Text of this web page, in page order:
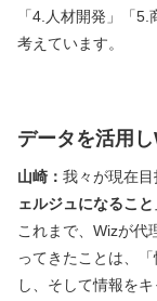
「4.人材開発」「
考えています。
データを活用
山崎： 我々が現在
ェルジュになること
これまで、Wizが代
ってきたことは、
し、そして情報を